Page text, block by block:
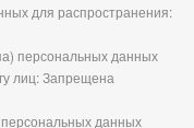
для распространения:
персональных данных
лиц: Запрещена
данных